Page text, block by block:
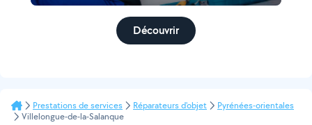
Découvrir
Prestations de services Réparateurs d'objet
Pyrénées-orientales
Villelongue-de-la-Salanque